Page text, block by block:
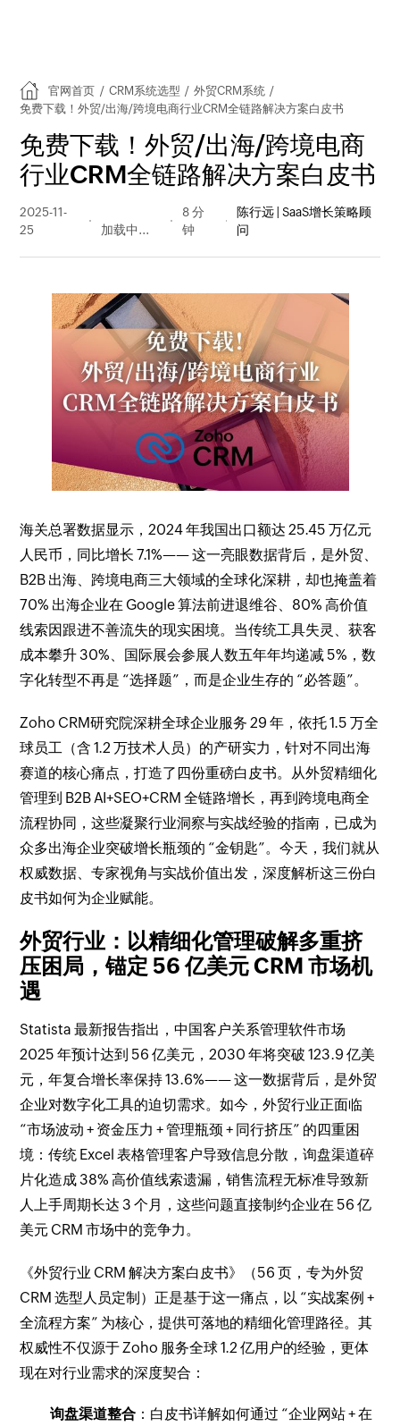
官网首页 / CRM系统选型 / 外贸CRM系统 /
免费下载！外贸/出海/跨境电商行业CRM全链路解决方案白皮书
免费下载！外贸/出海/跨境电商
行业CRM全链路解决方案白皮书
2025-11-
25
量
8 分
钟
陈行远 | SaaS增长策略顾
问
海关总署数据显示，2024 年我国出口额达 25.45 万亿元
人民币，同比增长 7.1%—— 这一亮眼数据背后，是外贸、
B2B 出海、跨境电商三大领域的全球化深耕，却也掩盖着
70% 出海企业在 Google 算法前进退维谷、80% 高价值
线索因跟进不善流失的现实困境。当传统工具失灵、获客
成本攀升 30%、国际展会参展人数五年年均递减 5%，数
字化转型不再是 “选择题”，而是企业生存的 “必答题”。
Zoho CRM研究院深耕全球企业服务 29 年，依托 1.5 万全
球员工（含 1.2 万技术人员）的产研实力，针对不同出海
赛道的核心痛点，打造了四份重磅白皮书。从外贸精细化
管理到 B2B AI+SEO+CRM 全链路增长，再到跨境电商全
流程协同，这些凝聚行业洞察与实战经验的指南，已成为
众多出海企业突破增长瓶颈的 “金钥匙”。今天，我们就从
权威数据、专家视角与实战价值出发，深度解析这三份白
皮书如何为企业赋能。
外贸行业：以精细化管理破解多重挤
压困局，锚定 56 亿美元 CRM 市场机
遇
Statista 最新报告指出，中国客户关系管理软件市场
2025 年预计达到 56 亿美元，2030 年将突破 123.9 亿美
元，年复合增长率保持 13.6%—— 这一数据背后，是外贸
企业对数字化工具的迫切需求。如今，外贸行业正面临
“市场波动 + 资金压力 + 管理瓶颈 + 同行挤压” 的四重困
境：传统 Excel 表格管理客户导致信息分散，询盘渠道碎
片化造成 38% 高价值线索遗漏，销售流程无标准导致新
人上手周期长达 3 个月，这些问题直接制约企业在 56 亿
美元 CRM 市场中的竞争力。
《外贸行业 CRM 解决方案白皮书》（56 页，专为外贸
CRM 选型人员定制）正是基于这一痛点，以 “实战案例 +
全流程方案” 为核心，提供可落地的精细化管理路径。其
权威性不仅源于 Zoho 服务全球 1.2 亿用户的经验，更体
现在对行业需求的深度契合：
询盘渠道整合 ：白皮书详解如何通过 “企业网站 + 在